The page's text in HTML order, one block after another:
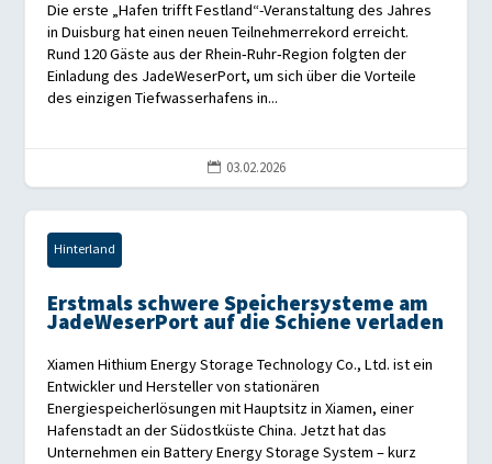
Die erste „Hafen trifft Festland“-Veranstaltung des Jahres
in Duisburg hat einen neuen Teilnehmerrekord erreicht.
Rund 120 Gäste aus der Rhein‑Ruhr‑Region folgten der
Einladung des JadeWeserPort, um sich über die Vorteile
des einzigen Tiefwasserhafens in...
 03.02.2026
Hinterland
Erstmals schwere Speichersysteme am
JadeWeserPort auf die Schiene verladen
Xiamen Hithium Energy Storage Technology Co., Ltd. ist ein
Entwickler und Hersteller von stationären
Energiespeicherlösungen mit Hauptsitz in Xiamen, einer
Hafenstadt an der Südostküste China. Jetzt hat das
Unternehmen ein Battery Energy Storage System – kurz